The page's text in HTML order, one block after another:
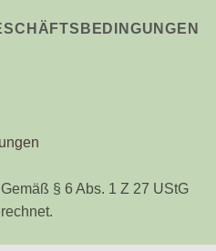
§ 6 Abs. 1 Z 27 UStG